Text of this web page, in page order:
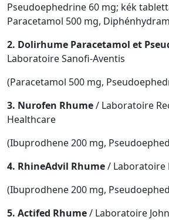
Pseudoephedrine 60 mg; kék
Paracetamol 500 mg,
2. Dolirhume Paracetamol et
Laboratoire Sanofi-Aventis
(Paracetamol 500 mg,
3. Nurofen Rhume/ Laboratoire
Healthcare
(Ibuprodhene 200 mg,
4. RhineAdvil Rhume/ Laboratoire
(Ibuprodhene 200 mg,
5. Actifed Rhume/ Laboratoire